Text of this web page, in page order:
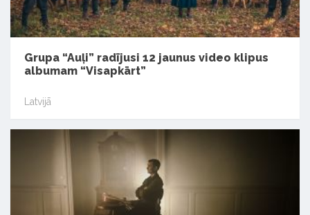
Grupa “Auļi” radījusi 12 jaunus video klipus
albumam “Visapkārt”
Latvijā